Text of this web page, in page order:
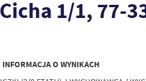
1/1, 77-
INFORMACJA O WYNIKACH